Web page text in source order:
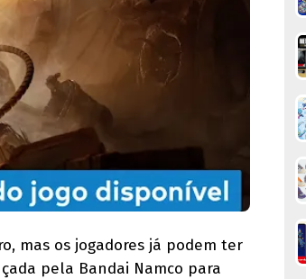
mas os jogadores já podem ter
pela Bandai Namco para